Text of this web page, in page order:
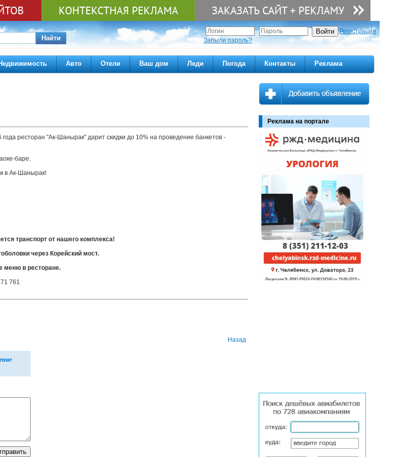
Найти
Регистрация
Забыли пароль?
Авто Отели Ваш дом Леди Погода Контакты Реклама
ресторан "Ак-Шанырак" дарит скидки до 10% на проведение банкетов -
баре.
в Ак-Шанырак!
транспорт от нашего комплекса!
через Корейский мост.
меню в ресторане.
761
Назад
Реклама на портале